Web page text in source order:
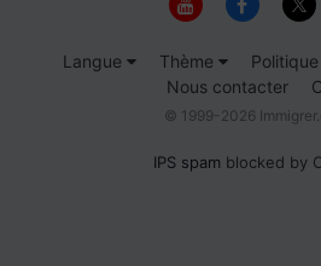
Langue Thème
Nous contacter
© 1999-2026
IPS spam blocked by